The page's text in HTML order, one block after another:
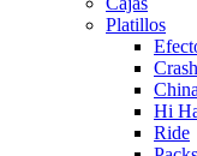
Platillos
Crash
China
Hi
Ride